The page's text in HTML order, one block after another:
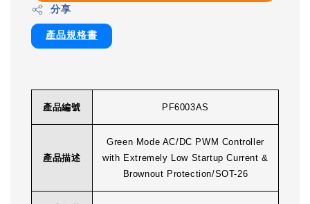
分享
產品規格書
產品編號 PF6003AS
產品描述
Green Mode AC/DC PWM Controller
with Extremely Low Startup Current &
Brownout Protection/SOT-26